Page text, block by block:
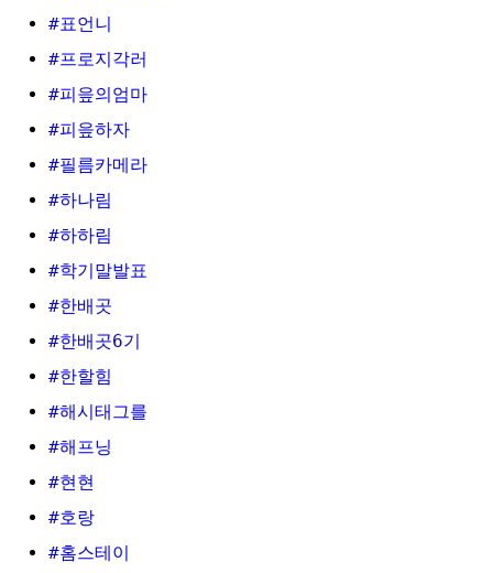
#표언니
#프로지각러
#피읖의엄마
#피읖하자
#필름카메라
#하나림
#하하림
#학기말발표
#한배곳
#한배곳6기
#한할힘
#해시태그를
#해프닝
#현현
#호랑
#홈스테이